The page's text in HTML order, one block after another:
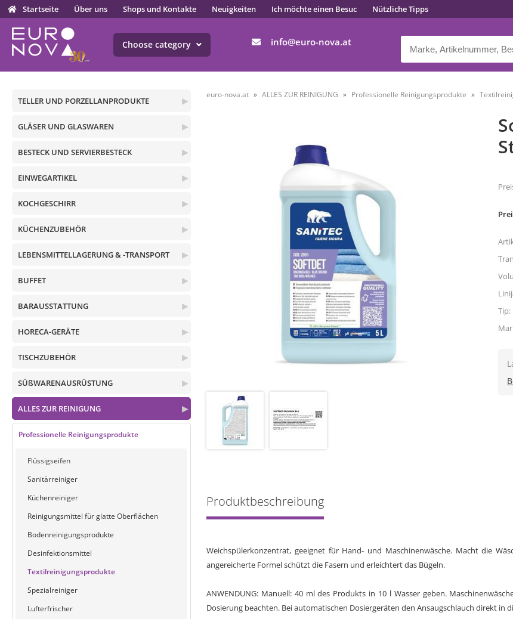
Startseite Über uns Shops und Kontakte Neuigkeiten Ich möchte einen Besuc Nützliche Tipps
info euro-nova.at
Choose category
▶
TELLER UND PORZELLANPRODUKTE
▶
GLÄSER UND GLASWAREN
▶
BESTECK UND SERVIERBESTECK
▶
EINWEGARTIKEL
▶
KOCHGESCHIRR
▶
KÜCHENZUBEHÖR
▶
LEBENSMITTELLAGERUNG & -TRANSPORT
▶
BUFFET
▶
BARAUSSTATTUNG
▶
HORECA-GERÄTE
▶
TISCHZUBEHÖR
▶
SÜßWARENAUSRÜSTUNG
▶
ALLES ZUR REINIGUNG
Professionelle Reinigungsprodukte
Flüssigseifen
Sanitärreiniger
Küchenreiniger
Reinigungsmittel für glatte Oberflächen
Bodenreinigungsprodukte
Desinfektionsmittel
Textilreinigungsprodukte
Spezialreiniger
Lufterfrischer
euro-nova.at ALLES ZUR REINIGUNG Professionelle Reinigungsprodukte
Tip:
Produktbeschreibung
Weichspülerkonzentrat, geeignet für Hand- und Maschinenwäsche. Macht die
angereicherte Formel schützt die Fasern und erleichtert das Bügeln.
ANWENDUNG: Manuell: 40 ml des Produkts in 10 l Wasser geben.
Dosierung beachten. Bei automatischen Dosiergeräten den Ansaugschlauch direkt in